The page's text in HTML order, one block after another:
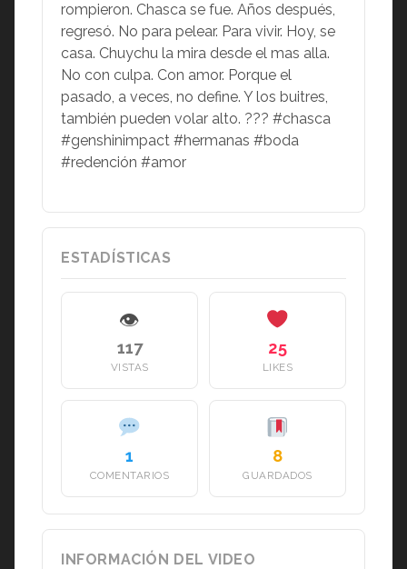
rompieron. Chasca se fue. Años después,
regresó. No para pelear. Para vivir. Hoy, se
casa. Chuychu la mira desde el mas alla.
No con culpa. Con amor. Porque el
pasado, a veces, no define. Y los buitres,
también pueden volar alto. ??? #chasca
#genshinimpact #hermanas #boda
#redención #amor
ESTADÍSTICAS
👁
117
VISTAS
25
LIKES
1
COMENTARIOS
8
GUARDADOS
INFORMACIÓN DEL VIDEO